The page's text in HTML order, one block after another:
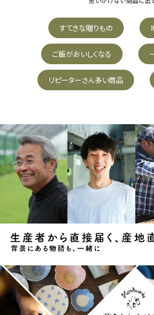
すてきな贈りもの
ご飯がおいしくなる
リピーターさん多い商品